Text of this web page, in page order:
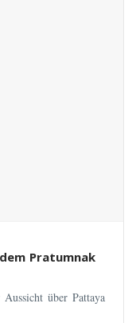
Pratumnak
über Pattaya